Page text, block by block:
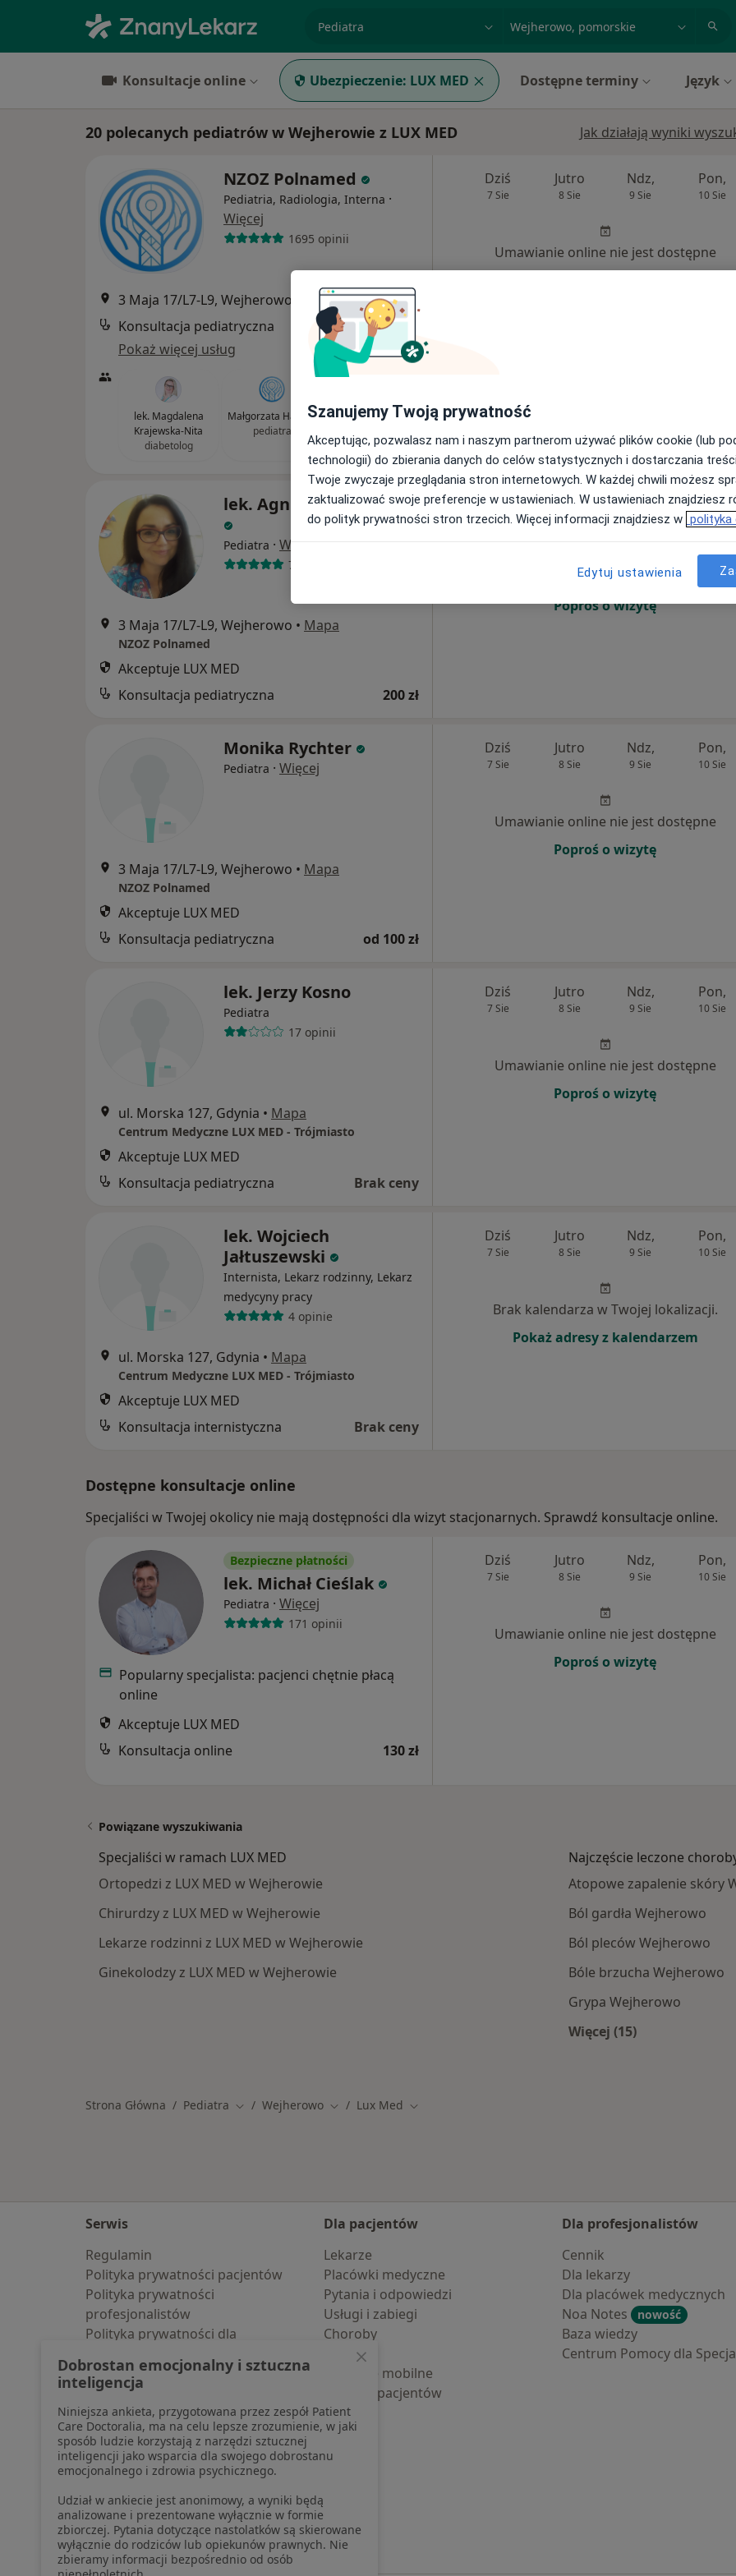
Konsultacje online Ubezpieczenie: LUX MED Dostępne terminy Język
20 polecanych pediatrów w Wejherowie z LUX MED Jak działają wyniki
NZOZ Polnamed
Pediatria, Radiologia, Interna ·
Więcej
1695 opinii
3 Maja 17/L7-L9, Wejherowo
Mapa
Konsultacja pediatryczna
od 100 zł
Pokaż więcej usług
lek. Magdalena
Krajewska-Nita
diabetolog
Małgorzata Hazuka
pediatra
Dziś
7 Sie
Jutro
8 Sie
Ndz,
9 Sie
Pon,
10 Sie
Umawianie online nie jest dostępne
lek. Agnieszka Najman
Pediatra · Więcej
74 opinie
3 Maja 17/L7-L9, Wejherowo • Mapa
NZOZ Polnamed
Akceptuje LUX MED
Konsultacja pediatryczna
200 zł
Dziś
7 Sie
Jutro
8 Sie
Ndz,
9 Sie
Pon,
10 Sie
Umawianie online nie jest dostępne
Poproś o wizytę
Monika Rychter
Pediatra · Więcej
3 Maja 17/L7-L9, Wejherowo • Mapa
NZOZ Polnamed
Akceptuje LUX MED
Konsultacja pediatryczna
od 100 zł
Dziś
7 Sie
Jutro
8 Sie
Ndz,
9 Sie
Pon,
10 Sie
Umawianie online nie jest dostępne
Poproś o wizytę
lek. Jerzy Kosno
Pediatra
17 opinii
ul. Morska 127, Gdynia • Mapa
Centrum Medyczne LUX MED - Trójmiasto
Akceptuje LUX MED
Konsultacja pediatryczna
Brak ceny
Dziś
7 Sie
Jutro
8 Sie
Ndz,
9 Sie
Pon,
10 Sie
Umawianie online nie jest dostępne
Poproś o wizytę
lek. Wojciech
Jałtuszewski
Internista, Lekarz rodzinny, Lekarz
medycyny pracy
4 opinie
ul. Morska 127, Gdynia • Mapa
Centrum Medyczne LUX MED - Trójmiasto
Akceptuje LUX MED
Konsultacja internistyczna
Brak ceny
Dziś
7 Sie
Jutro
8 Sie
Ndz,
9 Sie
Pon,
10 Sie
Brak kalendarza w Twojej lokalizacji.
Pokaż adresy z kalendarzem
Dostępne konsultacje online
Specjaliści w Twojej okolicy nie mają dostępności dla wizyt stacjonarnych. Sprawdź konsultacje online.
Bezpieczne płatności
lek. Michał Cieślak
Pediatra · Więcej
171 opinii
Popularny specjalista: pacjenci chętnie płacą
online
Akceptuje LUX MED
Konsultacja online
130 zł
Dziś
7 Sie
Jutro
8 Sie
Ndz,
9 Sie
Pon,
10 Sie
Umawianie online nie jest dostępne
Poproś o wizytę
Powiązane wyszukiwania
Specjaliści w ramach LUX MED
Ortopedzi z LUX MED w Wejherowie
Chirurdzy z LUX MED w Wejherowie
Lekarze rodzinni z LUX MED w Wejherowie
Ginekolodzy z LUX MED w Wejherowie
Najczęście leczone
Atopowe zapalenie skóry
Ból gardła Wejherowo
Ból pleców Wejherowo
Bóle brzucha Wejherowo
Grypa Wejherowo
Więcej (15)
Strona Główna Pediatra Zmień miasto
Wejherowo Zmień miasto
Lux Med Zmień miasto
Serwis
Regulamin
Polityka prywatności pacjentów
Polityka prywatności
profesjonalistów
Polityka prywatności dla
pozyskaliśmy samodzielnie
Polityka cookies
Jak działają wyniki wyszukiwania
Dostępność
O nas
Praca Rekrutujemy!
Partnerzy
Centrum prasowe
Kontakt
Dla pacjentów
Lekarze
Placówki medyczne
Pytania i odpowiedzi
Usługi i zabiegi
Choroby
Pomoc
Aplikacje mobilne
Blog dla pacjentów
Dla profesjonalistów
Cennik
Dla lekarzy
Dla placówek medycznych
Noa Notes
nowość
Baza wiedzy
Centrum Pomocy dla
Szanujemy Twoją prywatność
Akceptując, pozwalasz nam i naszym partnerom używać plików cookie (lub
technologii) do zbierania danych do celów statystycznych i dostarczania
Twoje zwyczaje przeglądania stron internetowych. W każdej chwili możesz
zaktualizować swoje preferencje w ustawieniach. W ustawieniach znajdziesz
do polityk prywatności stron trzecich. Więcej informacji znajdziesz w polityka
Edytuj ustawienia
Dobrostan emocjonalny i sztuczna
inteligencja
Niniejsza ankieta, przygotowana przez zespół Patient
Care Doctoralia, ma na celu lepsze zrozumienie, w jaki
sposób ludzie korzystają z narzędzi sztucznej
inteligencji jako wsparcia dla swojego dobrostanu
emocjonalnego i zdrowia psychicznego.
Udział w ankiecie jest anonimowy, a wyniki będą
analizowane i prezentowane wyłącznie w formie
zbiorczej. Pytania dotyczące nastolatków są skierowane
wyłącznie do rodziców lub opiekunów prawnych. Nie
zbieramy informacji bezpośrednio od osób